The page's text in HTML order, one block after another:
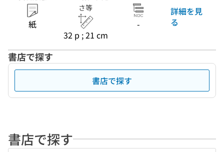
紙
さ等
32 p ; 21 cm
-
詳細を見
る
書店で探す
書店で探す
書店で探す